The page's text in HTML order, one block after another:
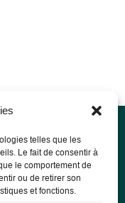
telles que les
Le fait de consentir à
le comportement de
ou de retirer son
et fonctions.